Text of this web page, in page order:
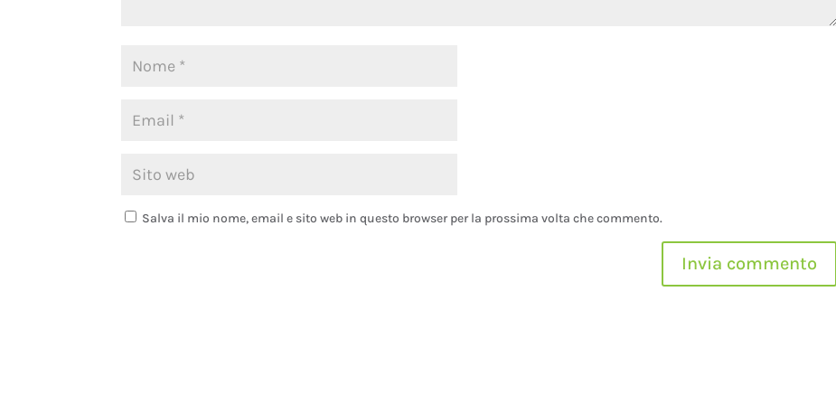
Salva il mio nome, email e sito web in questo browser per la prossima volta che commento.